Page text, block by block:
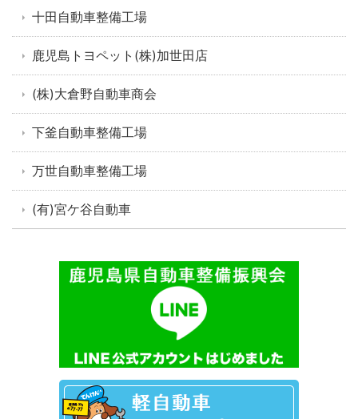
十田自動車整備工場
鹿児島トヨペット(株)加世田店
(株)大倉野自動車商会
下釜自動車整備工場
万世自動車整備工場
(有)宮ケ谷自動車